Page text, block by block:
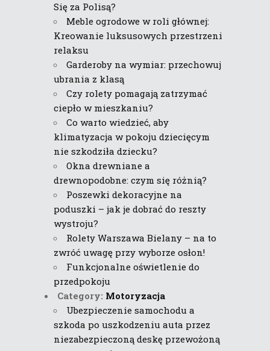
Się za Polisą?
Meble ogrodowe w roli głównej:
Kreowanie luksusowych przestrzeni
relaksu
Garderoby na wymiar: przechowuj
ubrania z klasą
Czy rolety pomagają zatrzymać
ciepło w mieszkaniu?
Co warto wiedzieć, aby
klimatyzacja w pokoju dziecięcym
nie szkodziła dziecku?
Okna drewniane a
drewnopodobne: czym się różnią?
Poszewki dekoracyjne na
poduszki – jak je dobrać do reszty
wystroju?
Rolety Warszawa Bielany – na to
zwróć uwagę przy wyborze osłon!
Funkcjonalne oświetlenie do
przedpokoju
Category: Motoryzacja
Ubezpieczenie samochodu a
szkoda po uszkodzeniu auta przez
niezabezpieczoną deskę przewożoną